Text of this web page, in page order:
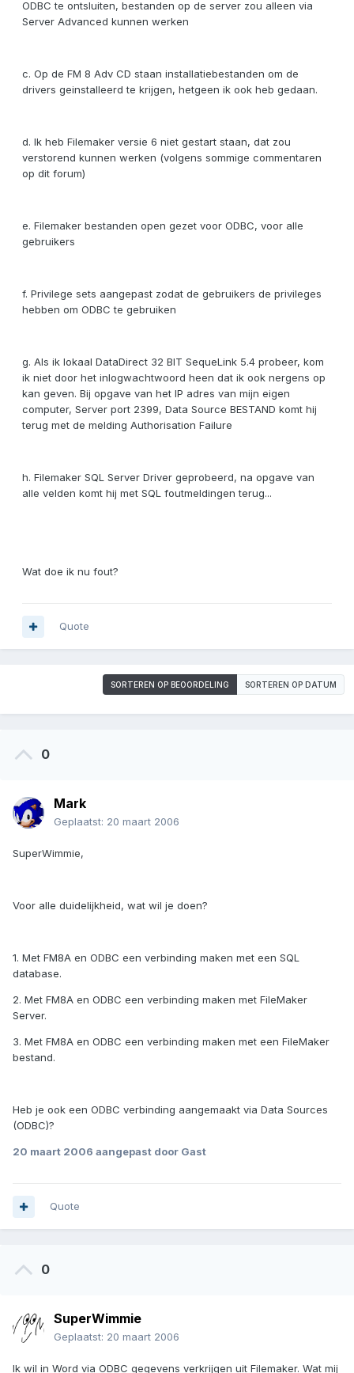
ODBC te ontsluiten, bestanden op de server zou alleen via
Server Advanced kunnen werken
c. Op de FM 8 Adv CD staan installatiebestanden om de
drivers geinstalleerd te krijgen, hetgeen ik ook heb gedaan.
d. Ik heb Filemaker versie 6 niet gestart staan, dat zou
verstorend kunnen werken (volgens sommige commentaren
op dit forum)
e. Filemaker bestanden open gezet voor ODBC, voor alle
gebruikers
f. Privilege sets aangepast zodat de gebruikers de privileges
hebben om ODBC te gebruiken
g. Als ik lokaal DataDirect 32 BIT SequeLink 5.4 probeer, kom
ik niet door het inlogwachtwoord heen dat ik ook nergens op
kan geven. Bij opgave van het IP adres van mijn eigen
computer, Server port 2399, Data Source BESTAND komt hij
terug met de melding Authorisation Failure
h. Filemaker SQL Server Driver geprobeerd, na opgave van
alle velden komt hij met SQL foutmeldingen terug...
Wat doe ik nu fout?
Quote
SORTEREN OP BEOORDELING SORTEREN OP DATUM
0
Mark
Geplaatst: 20 maart 2006
SuperWimmie,
Voor alle duidelijkheid, wat wil je doen?
1. Met FM8A en ODBC een verbinding maken met een SQL
database.
2. Met FM8A en ODBC een verbinding maken met FileMaker
Server.
3. Met FM8A en ODBC een verbinding maken met een FileMaker
bestand.
Heb je ook een ODBC verbinding aangemaakt via Data Sources
(ODBC)?
20 maart 2006 aangepast door Gast
Quote
0
SuperWimmie
Geplaatst: 20 maart 2006
Ik wil in Word via ODBC gegevens verkrijgen uit Filemaker. Wat mij